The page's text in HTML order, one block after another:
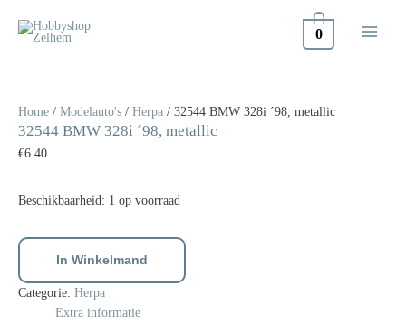
naar
0
Home / Modelauto's / Herpa / 32544 BMW 328i ´98, metallic
32544 BMW 328i ´98, metallic
€6.40
Beschikbaarheid: 1 op voorraad
328i
´98,
metallic
In Winkelmand
Categorie: Herpa
Extra informatie